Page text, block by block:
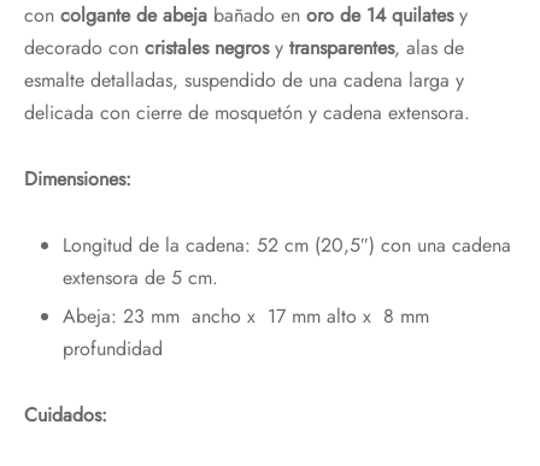
con colgante de abeja bañado en oro de 14 quilatesy
decorado con cristales negrosy transparentes, alas de
esmalte detalladas, suspendido de una cadena larga y
delicada con cierre de mosquetón y cadena extensora.
Dimensiones:
Longitud de la cadena: 52 cm (20,5″) con una cadena
extensora de 5 cm.
Abeja: 23 mm ancho x 17 mm alto x 8 mm
profundidad
Cuidados: